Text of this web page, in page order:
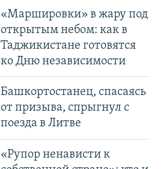
«Маршировки» в жару под
открытым небом: как в
Таджикистане готовятся
ко Дню независимости
Башкортостанец, спасаясь
от призыва, спрыгнул с
поезда в Литве
«Рупор ненависти к